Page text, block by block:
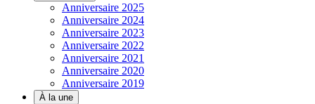
Anniversaire 2025
Anniversaire 2024
Anniversaire 2023
Anniversaire 2022
Anniversaire 2021
Anniversaire 2020
Anniversaire 2019
À la une